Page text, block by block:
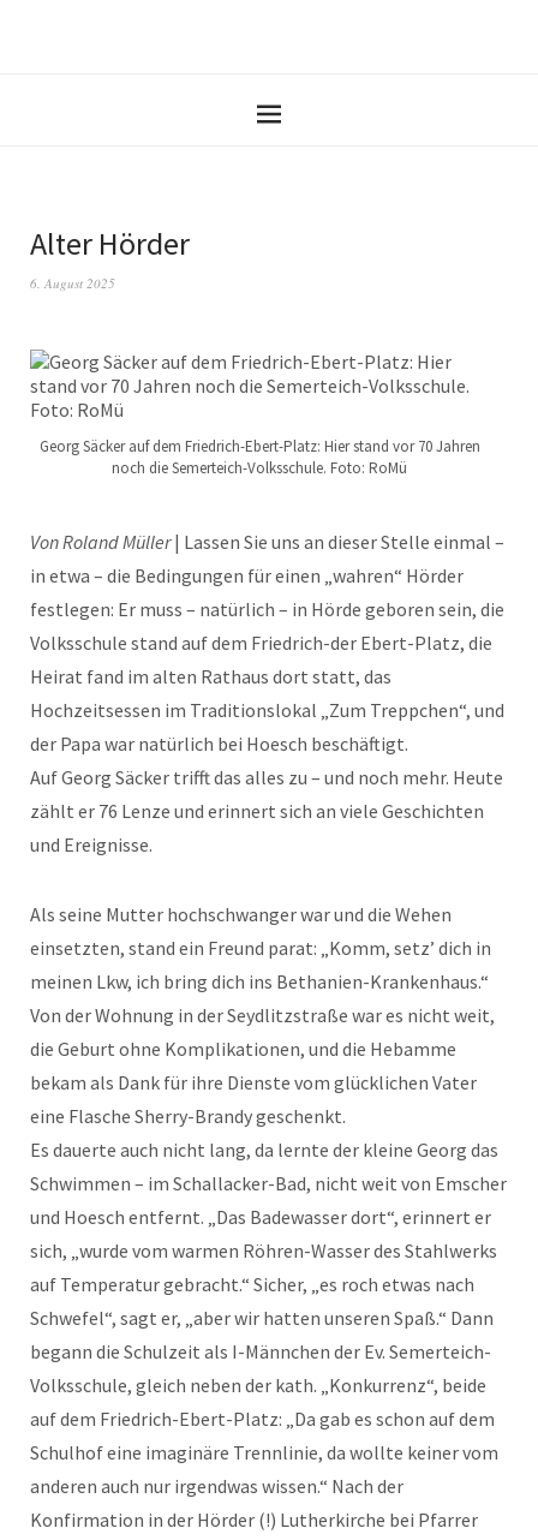
Alter Hörder
6. August 2025
Georg Säcker auf dem Friedrich-Ebert-Platz: Hier stand vor 70 Jahren
noch die Semerteich-Volksschule. Foto: RoMü
Von Roland Müller| Lassen Sie uns an dieser Stelle einmal –
in etwa – die Bedingungen für einen „wahren“ Hörder
festlegen: Er muss – natürlich – in Hörde geboren sein, die
Volksschule stand auf dem Friedrich-der Ebert-Platz, die
Heirat fand im alten Rathaus dort statt, das
Hochzeitsessen im Traditionslokal „Zum Treppchen“, und
der Papa war natürlich bei Hoesch beschäftigt.
Auf Georg Säcker trifft das alles zu – und noch mehr. Heute
zählt er 76 Lenze und erinnert sich an viele Geschichten
und Ereignisse.
Als seine Mutter hochschwanger war und die Wehen
einsetzten, stand ein Freund parat: „Komm, setz’ dich in
meinen Lkw, ich bring dich ins Bethanien-Krankenhaus.“
Von der Wohnung in der Seydlitzstraße war es nicht weit,
die Geburt ohne Komplikationen, und die Hebamme
bekam als Dank für ihre Dienste vom glücklichen Vater
eine Flasche Sherry-Brandy geschenkt.
Es dauerte auch nicht lang, da lernte der kleine Georg das
Schwimmen – im Schallacker-Bad, nicht weit von Emscher
und Hoesch entfernt. „Das Badewasser dort“, erinnert er
sich, „wurde vom warmen Röhren-Wasser des Stahlwerks
auf Temperatur gebracht.“ Sicher, „es roch etwas nach
Schwefel“, sagt er, „aber wir hatten unseren Spaß.“ Dann
begann die Schulzeit als I-Männchen der Ev. Semerteich-
Volksschule, gleich neben der kath. „Konkurrenz“, beide
auf dem Friedrich-Ebert-Platz: „Da gab es schon auf dem
Schulhof eine imaginäre Trennlinie, da wollte keiner vom
anderen auch nur irgendwas wissen.“ Nach der
Konfirmation in der Hörder (!) Lutherkirche bei Pfarrer